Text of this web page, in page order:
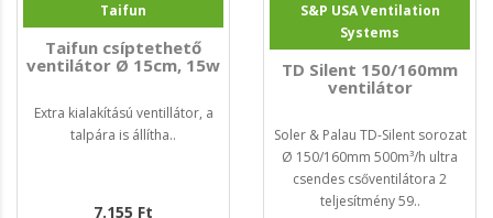
Taifun
Taifun csíptethető
ventilátor Ø 15cm, 15w
Extra kialakítású ventillátor, a
talpára is állítha..
7.155 Ft
S&P USA Ventilation
Systems
TD Silent 150/160mm
ventilátor
Soler & Palau TD-Silent sorozat
Ø 150/160mm 500m³/h ultra
csendes csőventilátora 2
teljesítmény 59..